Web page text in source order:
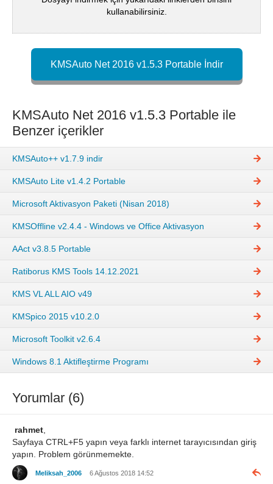
kullanabilirsiniz.
KMSAuto Net 2016 v1.5.3 Portable İndir
KMSAuto Net 2016 v1.5.3 Portable ile
Benzer içerikler
KMSAuto++ v1.7.9 indir
KMSAuto Lite v1.4.2 Portable
Microsoft Aktivasyon Paketi (Nisan 2018)
KMSOffline v2.4.4 - Windows ve Office Aktivasyon
AAct v3.8.5 Portable
Ratiborus KMS Tools 14.12.2021
KMS VL ALL AIO v49
KMSpico 2015 v10.2.0
Microsoft Toolkit v2.6.4
Windows 8.1 Aktifleştirme Programı
Yorumlar (6)
rahmet,
Sayfaya CTRL+F5 yapın veya farklı internet tarayıcısından giriş
yapın. Problem görünmemekte.
Meliksah_2006 6 Ağustos 2018 14:52